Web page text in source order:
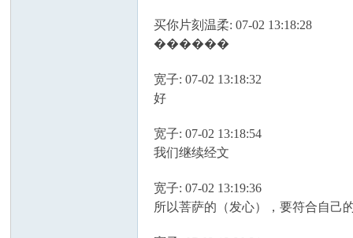
买你片刻温柔: 07-02 13:18:28
������
宽子: 07-02 13:18:32
好
宽子: 07-02 13:18:54
我们继续经文
宽子: 07-02 13:19:36
所以菩萨的（发心），要符合自己